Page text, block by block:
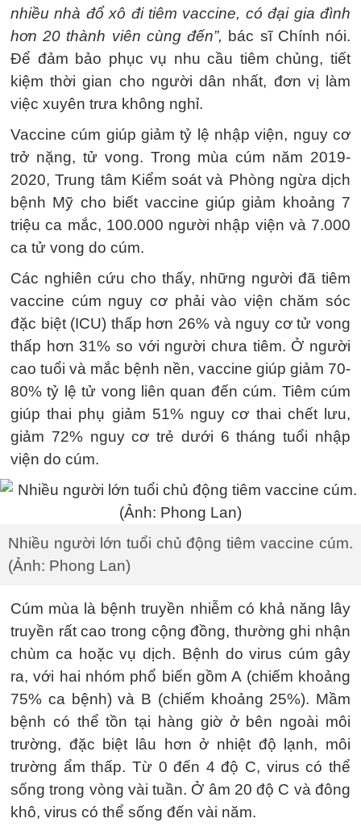
nhiều nhà đổ xô đi tiêm vaccine, có đại gia đình
hơn 20 thành viên cùng đến”, bác sĩ Chính nói.
Để đảm bảo phục vụ nhu cầu tiêm chủng, tiết
kiệm thời gian cho người dân nhất, đơn vị làm
việc xuyên trưa không nghỉ.
Vaccine cúm giúp giảm tỷ lệ nhập viện, nguy cơ
trở nặng, tử vong. Trong mùa cúm năm 2019-
2020, Trung tâm Kiểm soát và Phòng ngừa dịch
bệnh Mỹ cho biết vaccine giúp giảm khoảng 7
triệu ca mắc, 100.000 người nhập viện và 7.000
ca tử vong do cúm.
Các nghiên cứu cho thấy, những người đã tiêm
vaccine cúm nguy cơ phải vào viện chăm sóc
đặc biệt (ICU) thấp hơn 26% và nguy cơ tử vong
thấp hơn 31% so với người chưa tiêm. Ở người
cao tuổi và mắc bệnh nền, vaccine giúp giảm 70-
80% tỷ lệ tử vong liên quan đến cúm. Tiêm cúm
giúp thai phụ giảm 51% nguy cơ thai chết lưu,
giảm 72% nguy cơ trẻ dưới 6 tháng tuổi nhập
viện do cúm.
Nhiều người lớn tuổi chủ động tiêm vaccine cúm.
(Ảnh: Phong Lan)
Cúm mùa là bệnh truyền nhiễm có khả năng lây
truyền rất cao trong cộng đồng, thường ghi nhận
chùm ca hoặc vụ dịch. Bệnh do virus cúm gây
ra, với hai nhóm phổ biến gồm A (chiếm khoảng
75% ca bệnh) và B (chiếm khoảng 25%). Mầm
bệnh có thể tồn tại hàng giờ ở bên ngoài môi
trường, đặc biệt lâu hơn ở nhiệt độ lạnh, môi
trường ẩm thấp. Từ 0 đến 4 độ C, virus có thể
sống trong vòng vài tuần. Ở âm 20 độ C và đông
khô, virus có thể sống đến vài năm.